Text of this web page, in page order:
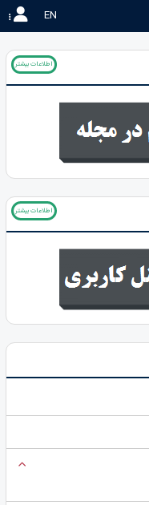
EN
اطلاعات بیشتر
اطلاعات بیشتر